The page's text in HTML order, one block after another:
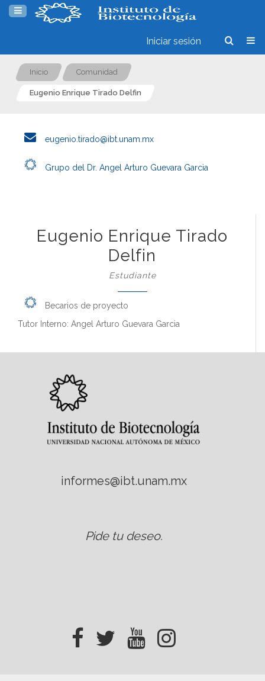
Iniciar sesión
Inicio Comunidad
Eugenio Enrique Tirado Delfin
eugenio.tirado@ibt.unam.mx
Grupo del Dr. Angel Arturo Guevara Garcia
Eugenio Enrique Tirado
Delfin
Estudiante
Becarios de proyecto
Tutor Interno: Angel Arturo Guevara Garcia
informes@ibt.unam.mx
Pide tu deseo.